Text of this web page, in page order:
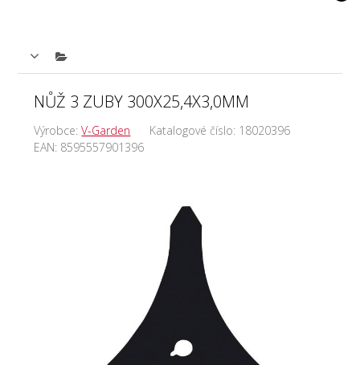
NŮŽ 3 ZUBY 300X25,4X3,0MM
Výrobce:V-Garden Katalogové číslo: 18020396
EAN: 8595557901396